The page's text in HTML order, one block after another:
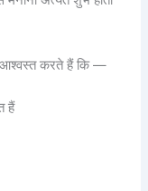
आश्वस्त करते हैं कि —
हैं